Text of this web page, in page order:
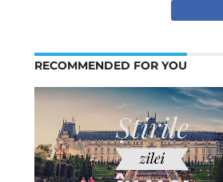
RECOMMENDED FOR YOU